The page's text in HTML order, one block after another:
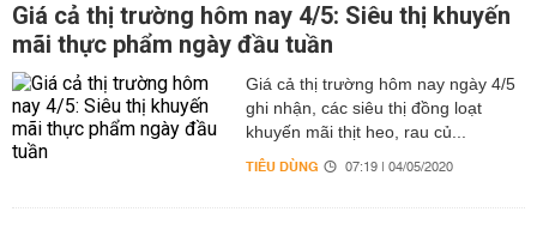
Giá cả thị trường hôm nay 4/5: Siêu thị khuyến
mãi thực phẩm ngày đầu tuần
Giá cả thị trường hôm nay ngày 4/5
ghi nhận, các siêu thị đồng loạt
khuyến mãi thịt heo, rau củ...
TIÊU DÙNG 07:19 | 04/05/2020